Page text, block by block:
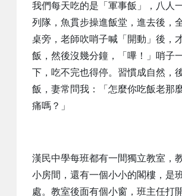
我們每天吃的是「軍事飯」，八人
列隊，魚貫步操進飯堂，進去後，
桌旁，老師吹哨子喊「開動」後，
飯，然後沒幾分鐘，「嗶！」哨子
下，吃不完也得停。習慣成自然，
飯，妻常問我：「怎麼你吃飯老那
痛嗎？」
漢民中學每班都有一間獨立教室，
小房間，還有一個小小的閣樓，是
處。教室後面有個小窗，班主任打